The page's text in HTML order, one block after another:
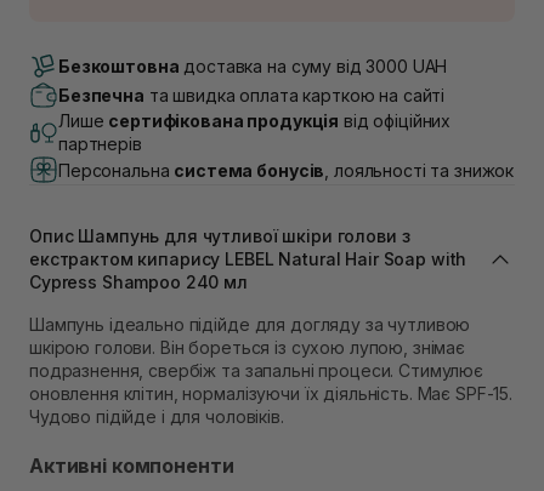
Немає в наявності!
В наявності
Самовивіз м. Львів, вул. Академіка Підстригача, 1В
(Duck’s Lake)
Немає в наявності!
Самовивіз м. Львів, вул. Степана Бандери 45
Немає в наявності!
В наявності
Самовивіз м. Рівне, вул. Кулика і Гудачека 23 (ТЦ
Екватор)
Немає в наявності!
Безкоштовна доставка на суму від 3000 UAH
Безпечна та швидка оплата карткою на сайті
Лише сертифікована продукція від офіційних
партнерів
Персональна система бонусів , лояльності та знижок
Опис Шампунь для чутливої шкіри голови з
екстрактом кипарису LEBEL Natural Hair Soap with
Cypress Shampoo 240 мл
Шампунь ідеально підійде для догляду за чутливою
шкірою голови. Він бореться із сухою лупою, знімає
подразнення, свербіж та запальні процеси. Стимулює
оновлення клітин, нормалізуючи їх діяльність. Має SPF-15.
Чудово підійде і для чоловіків.
Активні компоненти